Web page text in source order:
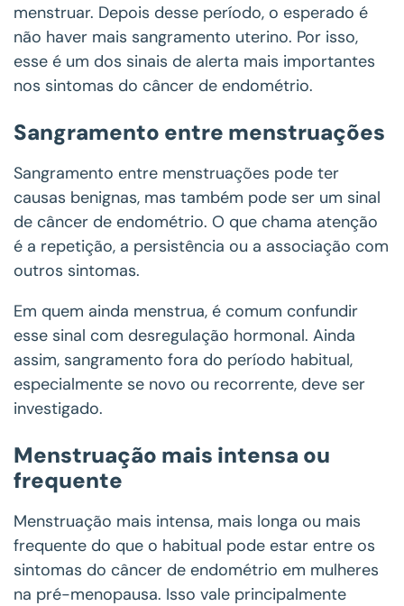
menstruar. Depois desse período, o esperado é
não haver mais sangramento uterino. Por isso,
esse é um dos sinais de alerta mais importantes
nos sintomas do câncer de endométrio.
Sangramento entre menstruações
Sangramento entre menstruações pode ter
causas benignas, mas também pode ser um sinal
de câncer de endométrio. O que chama atenção
é a repetição, a persistência ou a associação com
outros sintomas.
Em quem ainda menstrua, é comum confundir
esse sinal com desregulação hormonal. Ainda
assim, sangramento fora do período habitual,
especialmente se novo ou recorrente, deve ser
investigado.
Menstruação mais intensa ou
frequente
Menstruação mais intensa, mais longa ou mais
frequente do que o habitual pode estar entre os
sintomas do câncer de endométrio em mulheres
na pré-menopausa. Isso vale principalmente